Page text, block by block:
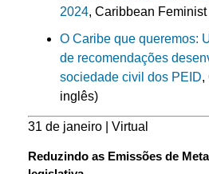
2024, Caribbean
O Caribe que queremos:
de recomendações
sociedade civil dos PEID,
inglês)
31 de janeiro | Virtual
Reduzindo as Emissões de